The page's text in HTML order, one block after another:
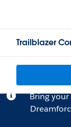
Trailblazer
Bring